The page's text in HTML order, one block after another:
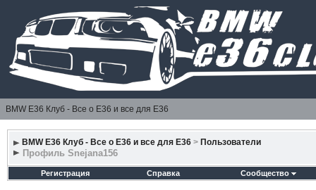
BMW E36 Клуб - Все о Е36 и все для Е36
BMW E36 Клуб - Все о Е36 и все для Е36 > Пользователи
Профиль Snejana156
Регистрация Справка Сообщество